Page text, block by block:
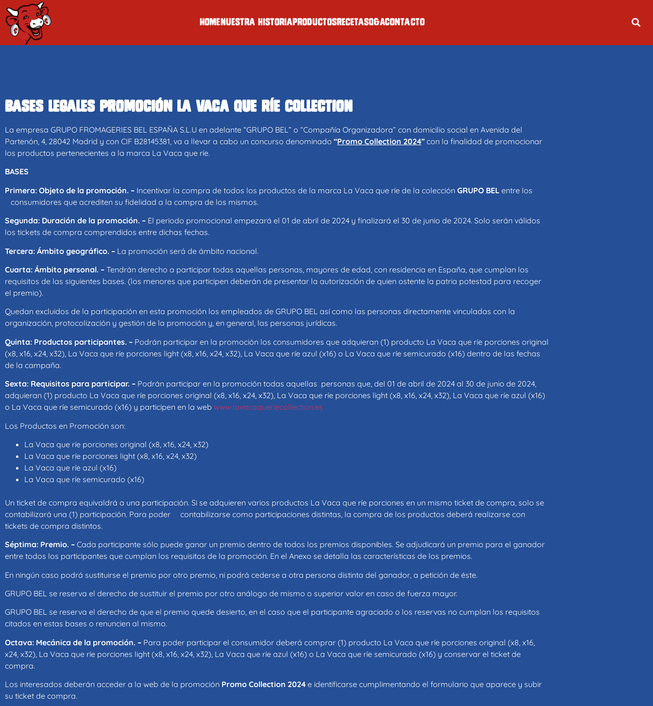
HomeNuestra historiaProductosRecetasQ&AContacto
BASES LEGALES promoción La Vaca que ríe collection
La empresa GRUPO FROMAGERIES BEL ESPAÑA S.L.U en adelante “GRUPO BEL” o “Compañía Organizadora” con domicilio social en Avenida del
Partenón, 4, 28042 Madrid y con CIF B28145381, va a llevar a cabo un concurso denominado “Promo Collection 2024” con la finalidad de promocionar
los productos pertenecientes a la marca La Vaca que ríe.
BASES
Primera: Objeto de la promoción. – Incentivar la compra de todos los productos de la marca La Vaca que ríe de la colección GRUPO BEL entre los
consumidores que acrediten su fidelidad a la compra de los mismos.
Segunda: Duración de la promoción. – El periodo promocional empezará el 01 de abril de 2024 y finalizará el 30 de junio de 2024. Solo serán válidos
los tickets de compra comprendidos entre dichas fechas.
Tercera: Ámbito geográfico. – La promoción será de ámbito nacional.
Cuarta: Ámbito personal. – Tendrán derecho a participar todas aquellas personas, mayores de edad, con residencia en España, que cumplan los
requisitos de las siguientes bases. (los menores que participen deberán de presentar la autorización de quien ostente la patria potestad para recoger
el premio).
Quedan excluidos de la participación en esta promoción los empleados de GRUPO BEL así como las personas directamente vinculadas con la
organización, protocolización y gestión de la promoción y, en general, las personas jurídicas.
Quinta: Productos participantes. – Podrán participar en la promoción los consumidores que adquieran (1) producto La Vaca que ríe porciones original
(x8, x16, x24, x32), La Vaca que ríe porciones light (x8, x16, x24, x32), La Vaca que ríe azul (x16) o La Vaca que ríe semicurado (x16) dentro de las fechas
de la campaña.
Sexta: Requisitos para participar. – Podrán participar en la promoción todas aquellas personas que, del 01 de abril de 2024 al 30 de junio de 2024,
adquieran (1) producto La Vaca que ríe porciones original (x8, x16, x24, x32), La Vaca que ríe porciones light (x8, x16, x24, x32), La Vaca que ríe azul (x16)
o La Vaca que ríe semicurado (x16) y participen en la web www.lavacaqueriecollection.es
Los Productos en Promoción son:
La Vaca que ríe porciones original (x8, x16, x24, x32)
La Vaca que ríe porciones light (x8, x16, x24, x32)
La Vaca que ríe azul (x16)
La Vaca que ríe semicurado (x16)
Un ticket de compra equivaldrá a una participación. Si se adquieren varios productos La Vaca que ríe porciones en un mismo ticket de compra, solo se
contabilizará una (1) participación. Para poder contabilizarse como participaciones distintas, la compra de los productos deberá realizarse con
tickets de compra distintos.
Séptima: Premio. – Cada participante sólo puede ganar un premio dentro de todos los premios disponibles. Se adjudicará un premio para el ganador
entre todos los participantes que cumplan los requisitos de la promoción. En el Anexo se detalla las características de los premios.
En ningún caso podrá sustituirse el premio por otro premio, ni podrá cederse a otra persona distinta del ganador, a petición de éste.
GRUPO BEL se reserva el derecho de sustituir el premio por otro análogo de mismo o superior valor en caso de fuerza mayor.
GRUPO BEL se reserva el derecho de que el premio quede desierto, en el caso que el participante agraciado o los reservas no cumplan los requisitos
citados en estas bases o renuncien al mismo.
Octava: Mecánica de la promoción. – Para poder participar el consumidor deberá comprar (1) producto La Vaca que ríe porciones original (x8, x16,
x24, x32), La Vaca que ríe porciones light (x8, x16, x24, x32), La Vaca que ríe azul (x16) o La Vaca que ríe semicurado (x16) y conservar el ticket de
compra.
Los interesados deberán acceder a la web de la promoción Promo Collection 2024 e identificarse cumplimentando el formulario que aparece y subir
su ticket de compra.